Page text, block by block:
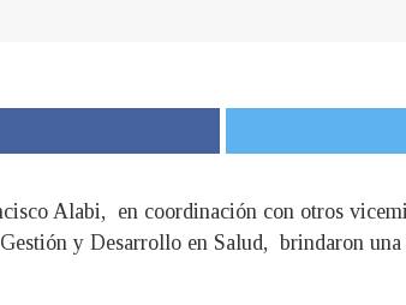
Alabi, en coordinación con otros
y Desarrollo en Salud, brindaron